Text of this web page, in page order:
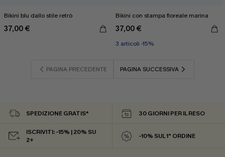
Bikini blu dallo stile retrò
37,00 €
Bikini con stampa floreale marina
37,00 €
3 articoli -15%
PAGINA PRECEDENTE PAGINA SUCCESSIVA
SPEDIZIONE GRATIS* 30 GIORNI PER IL RESO
ISCRIVITI: -15% | 20% SU
2+
-10% SUL 1° ORDINE